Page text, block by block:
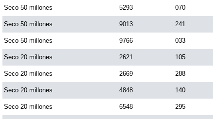
Seco 50 millones 5293 070
Seco 50 millones 9013 241
Seco 50 millones 9766 033
Seco 20 millones 2621 105
Seco 20 millones 2669 288
Seco 20 millones 4848 140
Seco 20 millones 6548 295